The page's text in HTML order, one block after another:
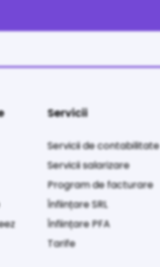
Servicii
Servicii de contabilitate
Servicii salarizare
Program de facturare
Înființare SRL
Înființare PFA
Tarife